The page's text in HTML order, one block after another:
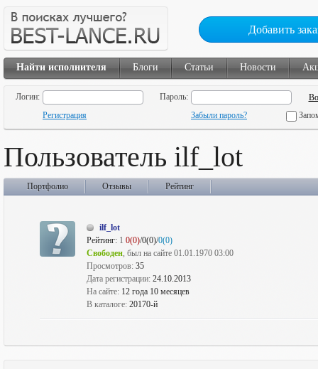
Добавить
Найти исполнителя Блоги Статьи Новости
Логин:
Пароль:
Регистрация
Забыли пароль?
Пользователь ilf_lot
Портфолио Отзывы Рейтинг
ilf_lot
Рейтинг: 1 0(0)/0(0)/0(0)
Свободен, был на сайте 01.01.1970 03:00
Просмотров: 35
Дата регистрации: 24.10.2013
На сайте: 12 года 10 месяцев
В каталоге: 20170-й